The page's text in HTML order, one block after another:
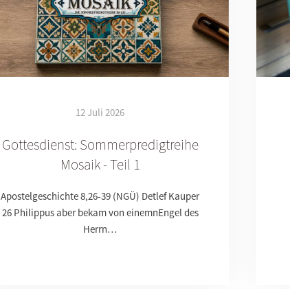
12 Juli 2026
Gottesdienst: Sommerpredigtreihe
Mosaik - Teil 1
Apostelgeschichte 8,26-39 (NGÜ) Detlef Kauper
26 Philippus aber bekam von einemnEngel des
Herrn…